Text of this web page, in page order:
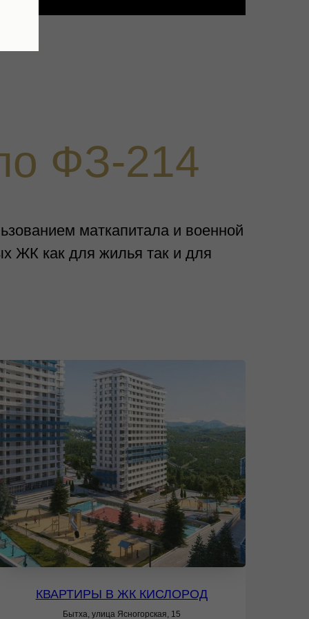
ФЗ-214
маткапитала и военной
ЖК как для жилья так и для
КВАРТИРЫ В ЖК КИСЛОРОД
Бытха, улица Ясногорская, 15